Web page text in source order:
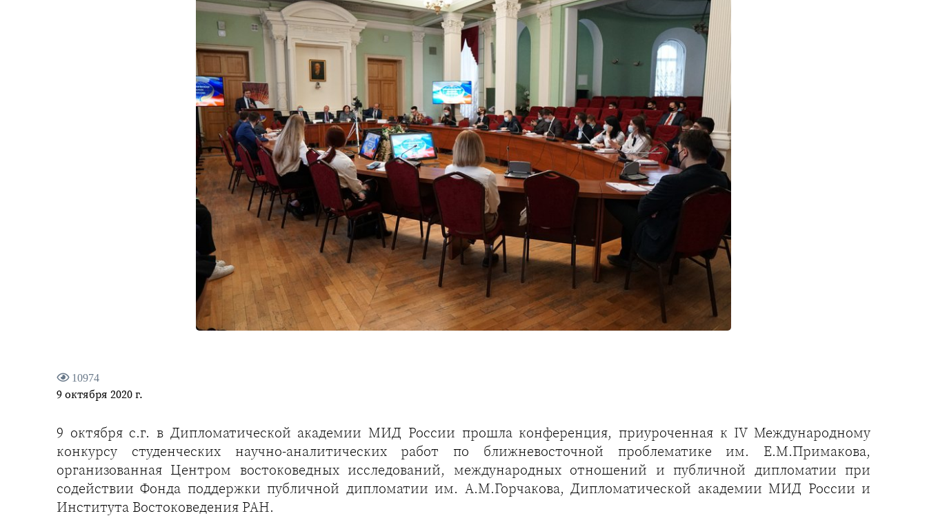
10974
9 октября 2020 г.
9 октября с.г. в Дипломатической академии МИД России прошла конференция, приуроченная к IV Международному
конкурсу студенческих научно-аналитических работ по ближневосточной проблематике им. Е.М.Примакова,
организованная Центром востоковедных исследований, международных отношений и публичной дипломатии при
содействии Фонда поддержки публичной дипломатии им. А.М.Горчакова, Дипломатической академии МИД России и
Института Востоковедения РАН.